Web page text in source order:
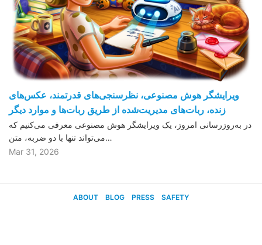
ویرایشگر هوش مصنوعی، نظرسنجی‌های قدرتمند، عکس‌های
زنده، ربات‌های مدیریت‌شده از طریق ربات‌ها و موارد دیگر
در به‌روزرسانی امروز، یک ویرایشگر هوش مصنوعی معرفی می‌کنیم که
می‌تواند تنها با دو ضربه، متن…
Mar 31, 2026
ABOUT BLOG PRESS SAFETY